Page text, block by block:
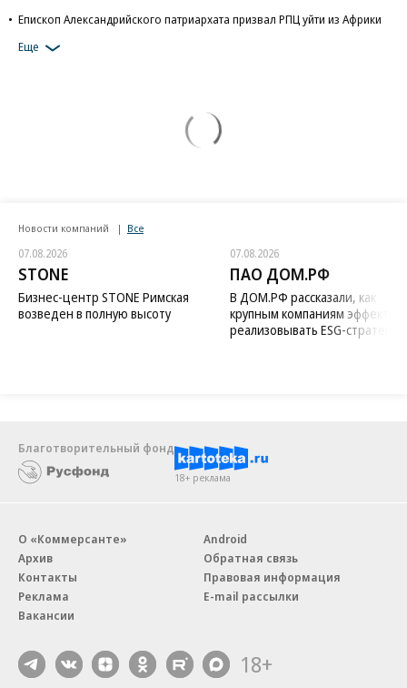
Епископ Александрийского патриархата призвал РПЦ уйти из Африки
Еще
Новости компаний Все
07.08.2026
STONE
Бизнес-центр STONE Римская
возведен в полную высоту
07.08.2026
ПАО ДОМ.РФ
В ДОМ.РФ рассказали, как
крупным компаниям
реализовывать ESG-стратегию
Благотворительный фонд
18+ реклама
О «Коммерсанте»
Архив
Контакты
Реклама
Вакансии
Android
Обратная связь
Правовая информация
E-mail рассылки
18+